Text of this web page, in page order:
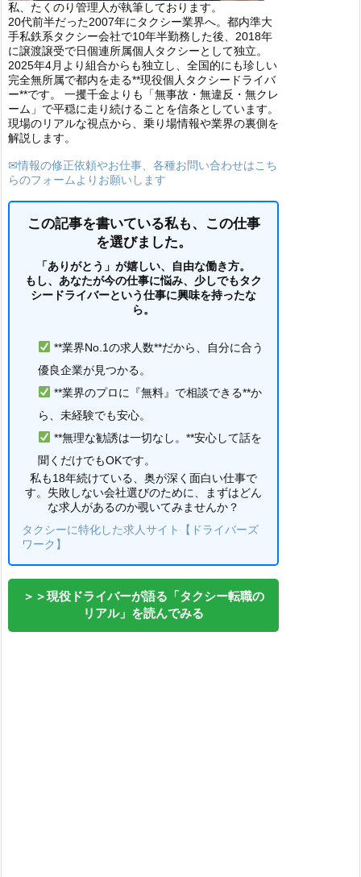
私、たくのり管理人が執筆しております。
20代前半だった2007年にタクシー業界へ。都内準大
手私鉄系タクシー会社で10年半勤務した後、2018年
に譲渡譲受で日個連所属個人タクシーとして独立。
2025年4月より組合からも独立し、全国的にも珍しい
完全無所属で都内を走る**現役個人タクシードライバ
ー**です。 一攫千金よりも「無事故・無違反・無クレ
ーム」で平穏に走り続けることを信条としています。
現場のリアルな視点から、乗り場情報や業界の裏側を
解説します。
✉情報の修正依頼やお仕事、各種お問い合わせはこち
らのフォームよりお願いします
この記事を書いている私も、この仕事
を選びました。
「ありがとう」が嬉しい、自由な働き方。
もし、あなたが今の仕事に悩み、少しでもタク
シードライバーという仕事に興味を持ったな
ら。
**業界No.1の求人数**だから、自分に合う
優良企業が見つかる。
**業界のプロに『無料』で相談できる**か
ら、未経験でも安心。
**無理な勧誘は一切なし。**安心して話を
聞くだけでもOKです。
私も18年続けている、奥が深く面白い仕事で
す。失敗しない会社選びのために、まずはどん
な求人があるのか覗いてみませんか？
タクシーに特化した求人サイト【ドライバーズ
ワーク】
＞＞現役ドライバーが語る「タクシー転職の
リアル」を読んでみる